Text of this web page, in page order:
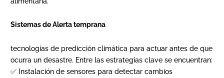
Sistemas de Alerta temprana
tecnologías de predicción climática para actuar antes de que
ocurra un desastre. Entre las estrategias clave se encuentran:
✅ Instalación de sensores para detectar cambios